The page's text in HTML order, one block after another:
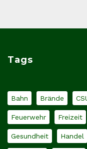
Tags
Bahn Brände
Feuerwehr Freizeit
Gesundheit Handel